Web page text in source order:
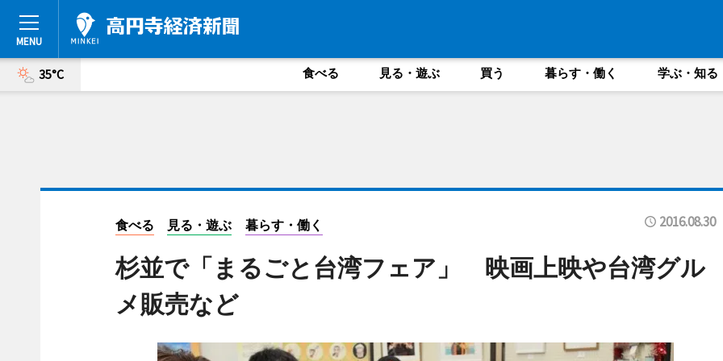
35°C 食べる 見る・遊ぶ 買う 暮らす・働く 学ぶ・知る
食べる 見る・遊ぶ 暮らす・働く 2016.08.30
杉並で「まるごと台湾フェア」 映画上映や台湾グル
メ販売など